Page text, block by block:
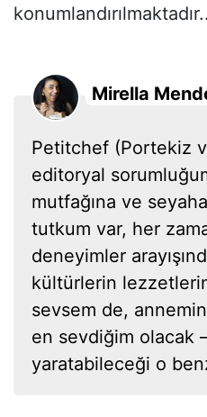
Mirella
Petitchef (Portekiz
editoryal
mutfağına ve
tutkum var, her
deneyimler
kültürlerin
sevsem de,
en sevdiğim olacak
yaratabileceği o